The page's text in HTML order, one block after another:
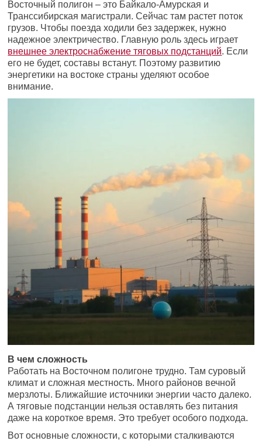
Восточный полигон – это Байкало-Амурская и
Транссибирская магистрали. Сейчас там растет поток
грузов. Чтобы поезда ходили без задержек, нужно
надежное электричество. Главную роль здесь играет
внешнее электроснабжение тяговых подстанций. Если
его не будет, составы встанут. Поэтому развитию
энергетики на востоке страны уделяют особое
внимание.
В чем сложность
Работать на Восточном полигоне трудно. Там суровый
климат и сложная местность. Много районов вечной
мерзлоты. Ближайшие источники энергии часто далеко.
А тяговые подстанции нельзя оставлять без питания
даже на короткое время. Это требует особого подхода.
Вот основные сложности, с которыми сталкиваются